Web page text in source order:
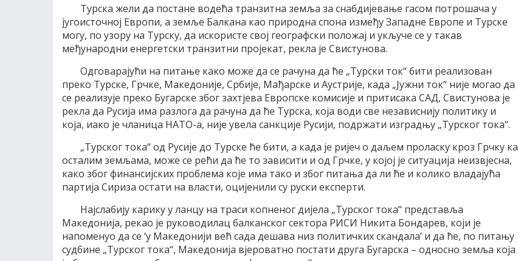
Tурска жели да постане водећа транзитна земља за снабдијевање гасом потрошача у
југоисточној Европи, а земље Балкана као природна спона између Западне Европе и Турске
могу, по узору на Турску, да искористе свој географски положај и укључе се у такав
међународни енергетски транзитни пројекат, рекла је Свистунова.
Одговарајући на питање како може да се рачуна да ће „Турски ток“ бити реализован
преко Турске, Грчке, Македоније, Србије, Мађарске и Аустрије, када „Јужни ток“ није могао да
се реализује преко Бугарске због захтјева Европске комисије и притисака САД, Свистунова је
рекла да Русија има разлога да рачуна да ће Турска, која води све независнију политику и
која, иако је чланица НАТО-а, није увела санкције Русији, подржати изградњу „Турског тока“.
„Турског тока“ од Русије до Турске ће бити, а када је ријеч о даљем проласку кроз Грчку ка
осталим земљама, може се рећи да ће то зависити и од Грчке, у којој је ситуација неизвјесна,
како због финансијских проблема које има тако и због питања да ли ће и колико владајућа
партија Сириза остати на власти, оцијенили су руски експерти.
Најслабију карику у ланцу на траси копненог дијела „Турског тока“ представља
Македонија, рекао је руководилац балканског сектора РИСИ Никита Бондарев, који је
напоменуо да се ‘у Македонији већ сада дешава низ политичких скандала’ и да ће, по питању
судбине „Турског тока“, Македонија вјероватно постати друга Бугарска – односно земља која